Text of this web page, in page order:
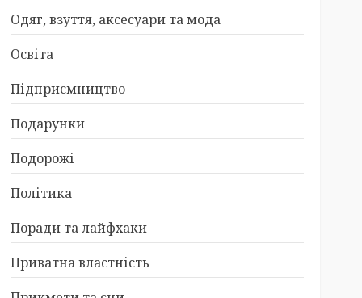
Одяг, взуття, аксесуари та мода
Освіта
Підприємництво
Подарунки
Подорожі
Політика
Поради та лайфхаки
Приватна властність